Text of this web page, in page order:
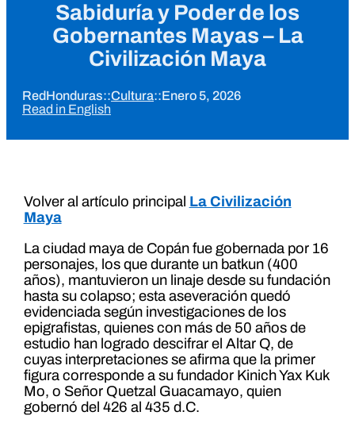
Sabiduría y Poder de los
Gobernantes Mayas – La
Civilización Maya
RedHonduras::Cultura::Enero 5, 2026
Read in English
Volver al artículo principal La Civilización
Maya
La ciudad maya de Copán fue gobernada por 16
personajes, los que durante un batkun (400
años), mantuvieron un linaje desde su fundación
hasta su colapso; esta aseveración quedó
evidenciada según investigaciones de los
epigrafistas, quienes con más de 50 años de
estudio han logrado descifrar el Altar Q, de
cuyas interpretaciones se afirma que la primer
figura corresponde a su fundador Kinich Yax Kuk
Mo, o Señor Quetzal Guacamayo, quien
gobernó del 426 al 435 d.C.